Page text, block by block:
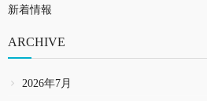
新着情報
ARCHIVE
2026年7月